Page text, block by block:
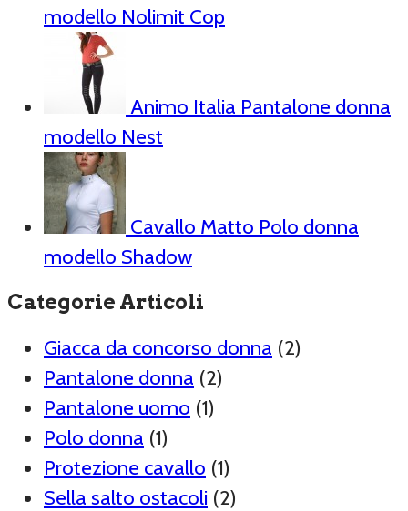
modello Nolimit Cop
Animo Italia Pantalone donna
modello Nest
Cavallo Matto Polo donna
modello Shadow
Categorie Articoli
Giacca da concorso donna (2)
Pantalone donna (2)
Pantalone uomo (1)
Polo donna (1)
Protezione cavallo (1)
Sella salto ostacoli (2)